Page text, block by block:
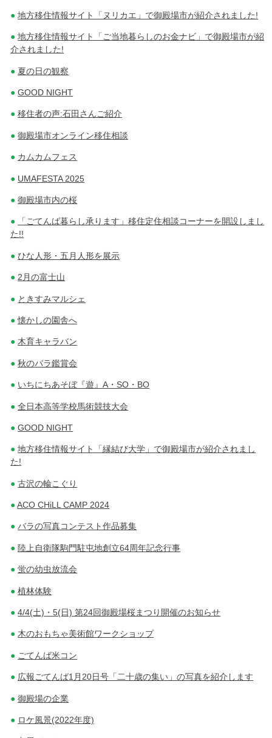
地方移住情報サイト「ヌリカエ」で御殿場市が紹介されました!
地方移住情報サイト「ご当地暮らしのお金ナビ」で御殿場市が紹
介されました!
夏の日の観察
GOOD NIGHT
移住者の声:石田さんご紹介
御殿場市オンライン移住相談
カムカムフェス
UMAFESTA 2025
御殿場市内の桜
「ごてんば暮らし承ります」移住定住相談コーナーを開設しまし
た!!
ひな人形・五月人形を展示
2月の富士山
ときすみマルシェ
懐かしの園舎へ
木育キャラバン
秋のバラ鑑賞会
いちにちあそぼ『遊』A・SO・BO
全日本高等学校馬術競技大会
GOOD NIGHT
地方移住情報サイト「縁結び大学」で御殿場市が紹介されまし
た!
古沢の輪こぐり
ACO CHiLL CAMP 2024
バラの写真コンテスト作品募集
陸上自衛隊駒門駐屯地創立64周年記念行事
蛍の幼虫放流会
植林体験
4/4(土)・5(日) 第24回御殿場桜まつり開催のお知らせ
木のおもちゃ美術館ワークショップ
ごてんば米コン
広報ごてんば1月20日号「二十歳の集い」の写真を紹介します
御殿場の企業
ロケ風景(2022年度)